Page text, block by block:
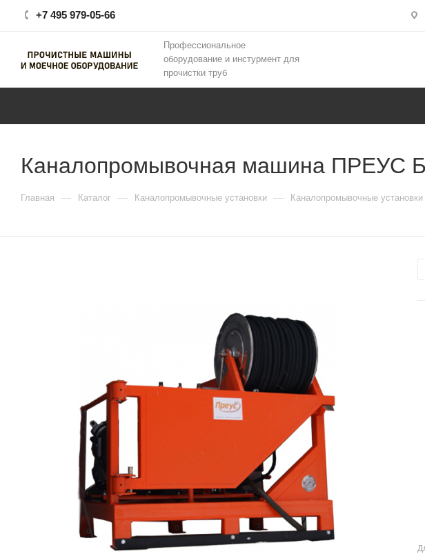
+7 495 979-05-66
Профессиональное
оборудование и инстурмент для
прочистки труб
Каналопромывочная машина ПРЕУС
Главная — Каталог — Каналопромывочные установки — Каналопромывочные